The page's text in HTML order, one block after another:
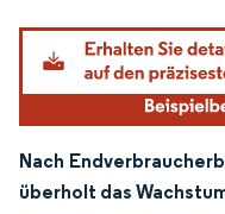
Nach
überholt das